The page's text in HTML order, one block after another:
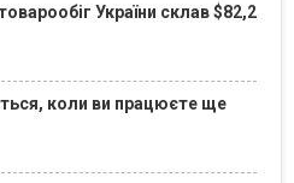
України склав $82,2
коли ви працюєте ще